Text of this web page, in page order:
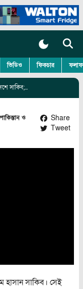
ভিডিও ফিকচার
আইসিসির গ্রুপ পর্বের সেরা একাদশে সাকিব; নেই ভারত, পাকিস্তান ও দক্ষিণ আফ্রিকার কোনো ক্রিকেটার
ও
Share
Tweet
হাসান সাকিব। সেই